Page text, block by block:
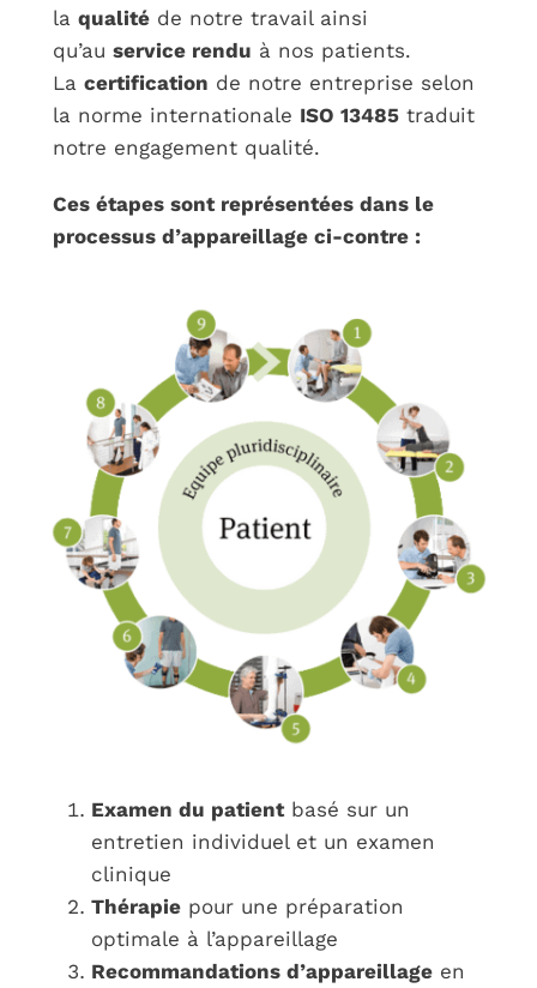
la qualitéde notre travail ainsi
qu’au service rendu à nos patients.
La certification de notre entreprise selon
la norme internationale ISO 13485traduit
notre engagement qualité.
Ces étapes sont représentées dans le
processus d’appareillage ci-contre :
Examen du patientbasé sur un
entretien individuel et un examen
clinique
Thérapiepour une préparation
optimale à l’appareillage
Recommandations d’appareillageen